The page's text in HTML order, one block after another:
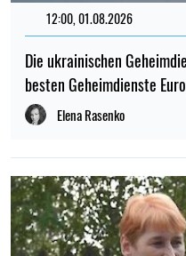
12:00, 01.08.2026
Die ukrainischen
besten Geheimdienste
Elena Rasenko